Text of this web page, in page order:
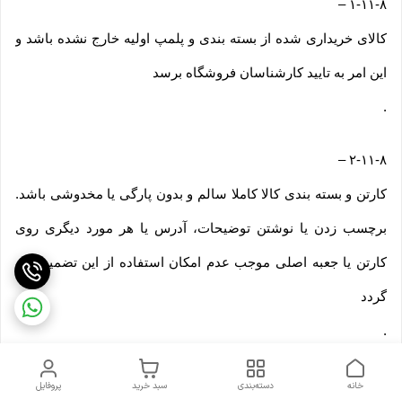
۱-۱۱-۸ –
کالای خریداری شده از بسته بندی و پلمپ اولیه خارج نشده باشد و
این امر به تایید کارشناسان فروشگاه برسد
.
۲-۱۱-۸–
کارتن و بسته بندی کالا کاملا سالم و بدون پارگی یا مخدوشی باشد.
برچسب زدن یا نوشتن توضیحات، آدرس یا هر مورد دیگری روی
کارتن یا جعبه اصلی موجب عدم امکان استفاده از این تضمین می
گردد
.
۳-۱۱-۸– پروفایل سبد خرید دسته‌بندی خانه